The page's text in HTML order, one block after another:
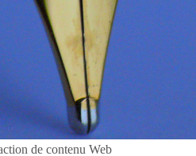
de contenu Web